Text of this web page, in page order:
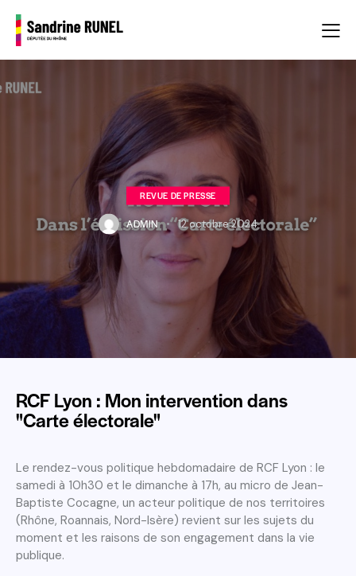
REVUE DE PRESSE
ADMIN 12 octobre 2024
RCF Lyon : Mon intervention dans
"Carte électorale"
Le rendez-vous politique hebdomadaire de RCF Lyon : le
samedi à 10h30 et le dimanche à 17h, au micro de Jean-
Baptiste Cocagne, un acteur politique de nos territoires
(Rhône, Roannais, Nord-Isère) revient sur les sujets du
moment et les raisons de son engagement dans la vie
publique.